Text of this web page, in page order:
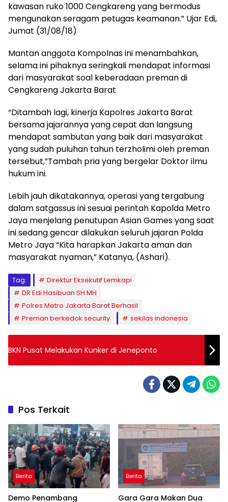
kawasan ruko 1000 Cengkareng yang bermodus
mengunakan seragam petugas keamanan.” Ujar Edi,
Jumat (31/08/18)
Mantan anggota Kompolnas ini menambahkan,
selama ini pihaknya seringkali mendapat informasi
dari masyarakat soal keberadaan preman di
Cengkareng Jakarta Barat
“Ditambah lagi, kinerja Kapolres Jakarta Barat
bersama jajarannya yang cepat dan langsung
mendapat sambutan yang baik dari masyarakat
yang sudah puluhan tahun terzholimi oleh preman
tersebut,”Tambah pria yang bergelar Doktor ilmu
hukum ini.
Lebih jauh dikatakannya, operasi yang tergabung
dalam satgassus ini sesuai perintah Kapolda Metro
Jaya menjelang penutupan Asian Games yang saat
ini sedang gencar dilakukan seluruh jajaran Polda
Metro Jaya “Kita harapkan Jakarta aman dan
masyarakat nyaman,” Katanya, (Ashari).
Tag:
Direktur Eksekutif Lemkapi
DR Edi Hasibuan SH MH
Polres Metro Jakarta Barat Berhasil
Preman berkedok security
sekilas indonesia
BKN Pusat Melakukan Kunker di Jeneponto
Pos Terkait
Berita
Demo Penambang
Berita
Gara Gara Makan Dua